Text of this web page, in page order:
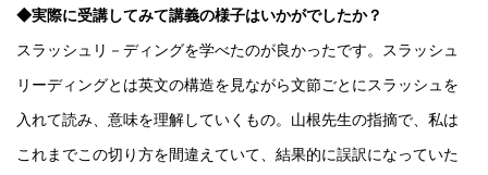
◆実際に受講してみて講義の様子はいかがでしたか？
スラッシュリ－ディングを学べたのが良かったです。スラッシュ
リーディングとは英文の構造を見ながら文節ごとにスラッシュを
入れて読み、意味を理解していくもの。山根先生の指摘で、私は
これまでこの切り方を間違えていて、結果的に誤訳になっていた